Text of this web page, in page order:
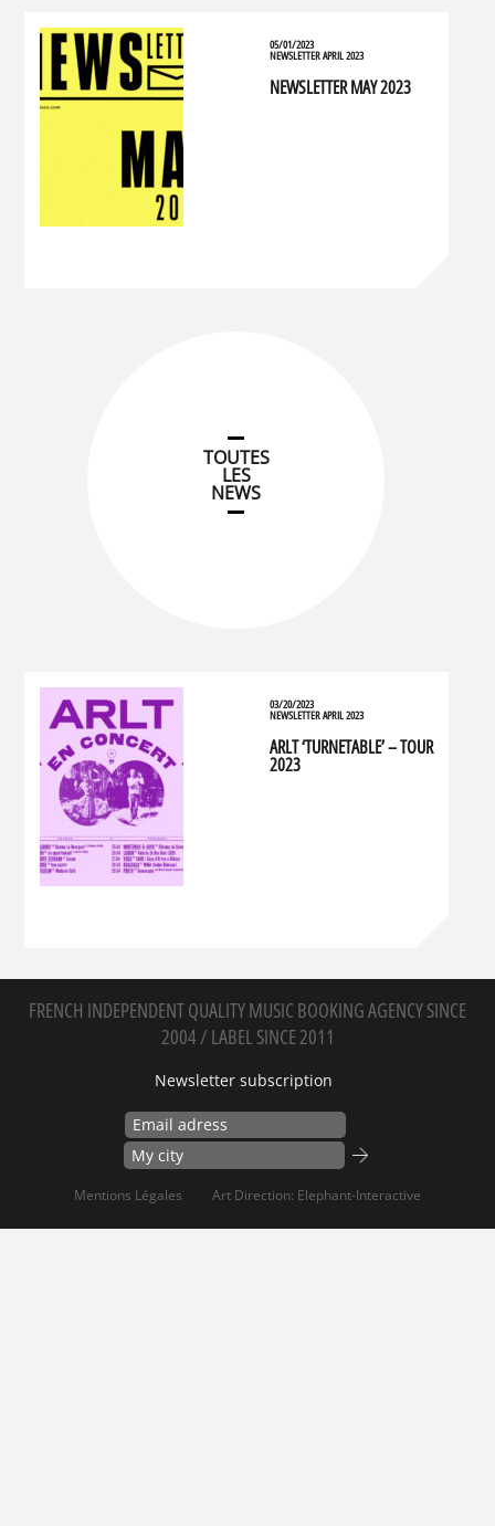
05/01/2023
NEWSLETTER APRIL 2023
NEWSLETTER MAY 2023
TOUTES
LES
NEWS
03/20/2023
NEWSLETTER APRIL 2023
ARLT ‘TURNETABLE’ – TOUR
2023
FRENCH INDEPENDENT QUALITY MUSIC BOOKING AGENCY SINCE
2004 / LABEL SINCE 2011
Newsletter subscription
Mentions Légales Art Direction: Elephant-Interactive